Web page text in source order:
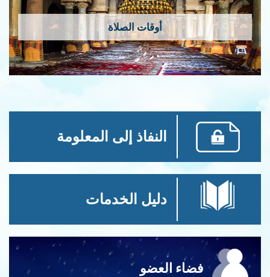
أوقات الصلاة
النفاذ إلى المعلومة
دليل الخدمات
فضاء العضو